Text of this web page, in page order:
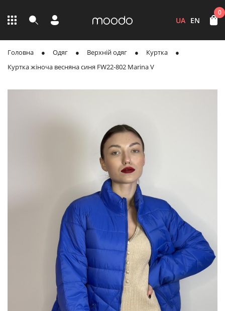
UA EN
0
Головна Одяг Верхній одяг
Куртка
Куртка жіноча весняна синя FW22-802 Marina V